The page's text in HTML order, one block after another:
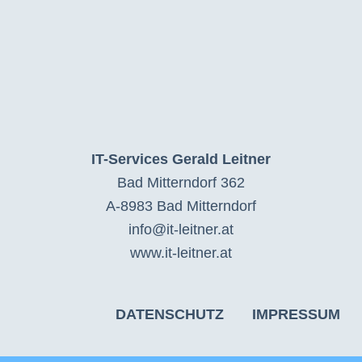
IT-Services Gerald Leitner
Bad Mitterndorf 362
A-8983 Bad Mitterndorf
info@it-leitner.at
www.it-leitner.at
DATENSCHUTZ IMPRESSUM